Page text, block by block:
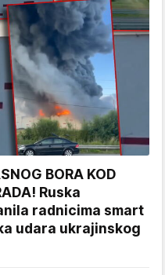
BORA KOD
Ruska
radnicima smart
udara ukrajinskog